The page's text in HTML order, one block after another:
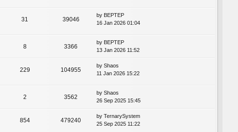
31 39046
by BEPTEP
16 Jan 2026 01:04
8 3366
by BEPTEP
13 Jan 2026 11:52
229 104955
by Shaos
11 Jan 2026 15:22
2 3562
by Shaos
26 Sep 2025 15:45
854 479240
by TernarySystem
25 Sep 2025 11:22